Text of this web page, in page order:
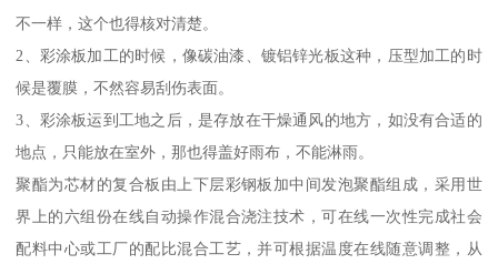
不一样，这个也得核对清楚。
2、彩涂板加工的时候，像碳油漆、镀铝锌光板这种，压型加工的时
候是覆膜，不然容易刮伤表面。
3、彩涂板运到工地之后，是存放在干燥通风的地方，如没有合适的
地点，只能放在室外，那也得盖好雨布，不能淋雨。
聚酯为芯材的复合板由上下层彩钢板加中间发泡聚酯组成，采用世
界上的六组份在线自动操作混合浇注技术，可在线一次性完成社会
配料中心或工厂的配比混合工艺，并可根据温度在线随意调整，从